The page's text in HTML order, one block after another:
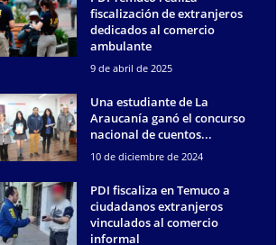
fiscalización de extranjeros
dedicados al comercio
ambulante
9 de abril de 2025
Una estudiante de La
Araucanía ganó el concurso
nacional de cuentos...
10 de diciembre de 2024
PDI fiscaliza en Temuco a
ciudadanos extranjeros
vinculados al comercio
informal